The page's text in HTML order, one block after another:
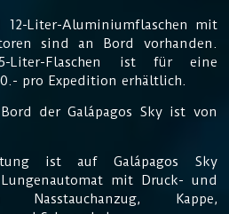
12-Liter-Aluminiumflaschen mit
sind an Bord vorhanden.
Liter-Flaschen ist für eine
pro Expedition erhältlich.
der Galápagos Sky ist von
ist auf Galápagos Sky
mit Druck- und
Nasstauchanzug, Kappe,